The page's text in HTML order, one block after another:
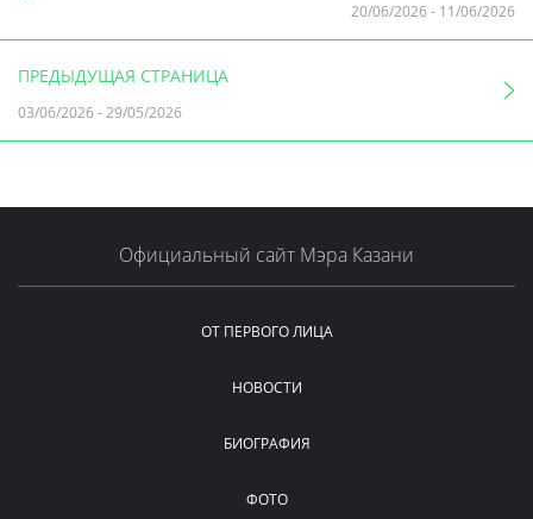
20/06/2026 - 11/06/2026
ПРЕДЫДУЩАЯ СТРАНИЦА
03/06/2026 -29/05/2026
Официальный сайт Мэра Казани
ОТ ПЕРВОГО ЛИЦА
НОВОСТИ
БИОГРАФИЯ
ФОТО